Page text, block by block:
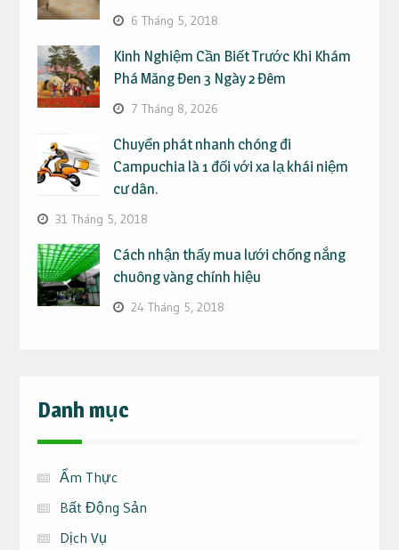
6 Tháng 5, 2018
Kinh Nghiệm Cần Biết Trước Khi Khám
Phá Măng Đen 3 Ngày 2 Đêm
7 Tháng 8, 2026
Chuyển phát nhanh chóng đi
Campuchia là 1 đối với xa lạ khái niệm
cư dân.
31 Tháng 5, 2018
Cách nhận thấy mua lưới chống nắng
chuông vàng chính hiệu
24 Tháng 5, 2018
Danh mục
Ẩm Thực
Bất Động Sản
Dịch Vụ